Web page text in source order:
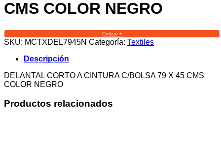
CMS COLOR NEGRO
Cotizar +
SKU: MCTXDEL7945N Categoría: Textiles
Descripción
DELANTAL CORTO A CINTURA C/BOLSA 79 X 45 CMS
COLOR NEGRO
Productos relacionados